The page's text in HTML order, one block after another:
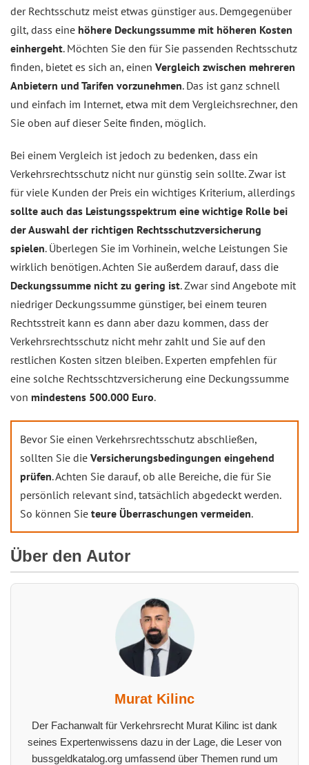
der Rechtsschutz meist etwas günstiger aus. Demgegenüber
gilt, dass eine höhere Deckungssumme mit höheren Kosten
einhergeht. Möchten Sie den für Sie passenden Rechtsschutz
finden, bietet es sich an, einen Vergleich zwischen mehreren
Anbietern und Tarifen vorzunehmen. Das ist ganz schnell
und einfach im Internet, etwa mit dem Vergleichsrechner, den
Sie oben auf dieser Seite finden, möglich.
Bei einem Vergleich ist jedoch zu bedenken, dass ein
Verkehrsrechtsschutz nicht nur günstig sein sollte. Zwar ist
für viele Kunden der Preis ein wichtiges Kriterium, allerdings
sollte auch das Leistungsspektrum eine wichtige Rolle bei
der Auswahl der richtigen Rechtsschutzversicherung
spielen. Überlegen Sie im Vorhinein, welche Leistungen Sie
wirklich benötigen. Achten Sie außerdem darauf, dass die
Deckungssumme nicht zu gering ist. Zwar sind Angebote mit
niedriger Deckungssumme günstiger, bei einem teuren
Rechtsstreit kann es dann aber dazu kommen, dass der
Verkehrsrechtsschutz nicht mehr zahlt und Sie auf den
restlichen Kosten sitzen bleiben. Experten empfehlen für
eine solche Rechtsschtzversicherung eine Deckungssumme
von mindestens 500.000 Euro.
Bevor Sie einen Verkehrsrechtsschutz abschließen,
sollten Sie die Versicherungsbedingungen eingehend
prüfen. Achten Sie darauf, ob alle Bereiche, die für Sie
persönlich relevant sind, tatsächlich abgedeckt werden.
So können Sie teure Überraschungen vermeiden.
Über den Autor
Murat Kilinc
Der Fachanwalt für Verkehrsrecht Murat Kilinc ist dank
seines Expertenwissens dazu in der Lage, die Leser von
bussgeldkatalog.org umfassend über Themen rund um